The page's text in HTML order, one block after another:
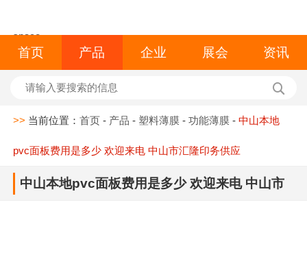
space
首页 产品 企业 展会 资讯
>> 当前位置：首页 - 产品 - 塑料薄膜 -功能薄膜 -中山本地
pvc面板费用是多少 欢迎来电 中山市汇隆印务供应
中山本地pvc面板费用是多少 欢迎来电 中山市